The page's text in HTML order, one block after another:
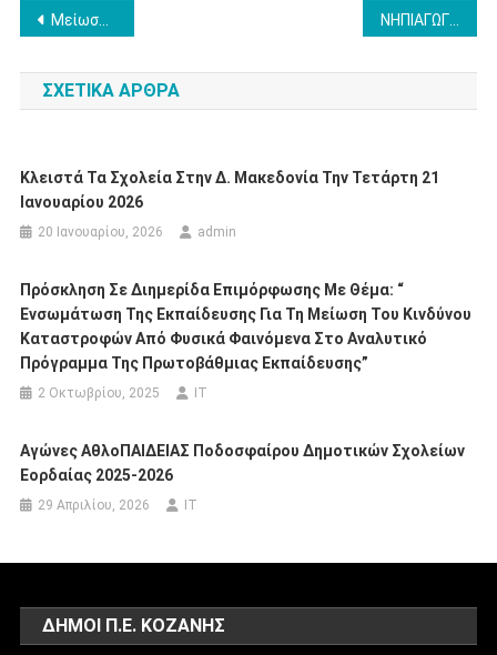
Πλοήγηση
άρθρων
Μείωση Ωραρίου ΝΗΠΙΑΓΩΓΕΙΑ
ΣΧΕΤΙΚΆ ΆΡΘΡΑ
Κλειστά Τα Σχολεία Στην Δ. Μακεδονία Την Τετάρτη 21
Ιανουαρίου 2026
20 Ιανουαρίου, 2026 admin
Πρόσκληση Σε Διημερίδα Επιμόρφωσης Με Θέμα: “
Ενσωμάτωση Της Εκπαίδευσης Για Τη Μείωση Του Κινδύνου
Καταστροφών Από Φυσικά Φαινόμενα Στο Αναλυτικό
Πρόγραμμα Της Πρωτοβάθμιας Εκπαίδευσης”
2 Οκτωβρίου, 2025 IT
Αγώνες ΑθλοΠΑΙΔΕΙΑΣ Ποδοσφαίρου Δημοτικών Σχολείων
Εορδαίας 2025-2026
29 Απριλίου, 2026 IT
ΔΗΜΟΙ Π.Ε. ΚΟΖΑΝΗΣ